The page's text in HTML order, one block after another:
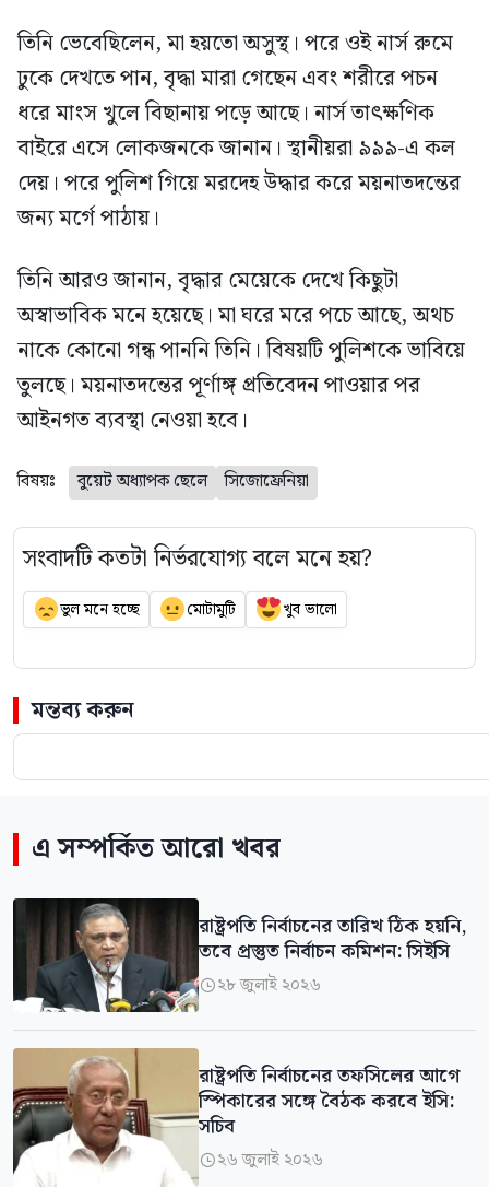
তিনি ভেবেছিলেন, মা হয়তো অসুস্থ। পরে ওই নার্স রুমে
ঢুকে দেখতে পান, বৃদ্ধা মারা গেছেন এবং শরীরে পচন
ধরে মাংস খুলে বিছানায় পড়ে আছে। নার্স তাৎক্ষণিক
বাইরে এসে লোকজনকে জানান। স্থানীয়রা ৯৯৯-এ কল
দেয়। পরে পুলিশ গিয়ে মরদেহ উদ্ধার করে ময়নাতদন্তের
জন্য মর্গে পাঠায়।
তিনি আরও জানান, বৃদ্ধার মেয়েকে দেখে কিছুটা
অস্বাভাবিক মনে হয়েছে। মা ঘরে মরে পচে আছে, অথচ
নাকে কোনো গন্ধ পাননি তিনি। বিষয়টি পুলিশকে ভাবিয়ে
তুলছে। ময়নাতদন্তের পূর্ণাঙ্গ প্রতিবেদন পাওয়ার পর
আইনগত ব্যবস্থা নেওয়া হবে।
বিষয়ঃ বুয়েট অধ্যাপক ছেলে সিজোফ্রেনিয়া
সংবাদটি কতটা নির্ভরযোগ্য বলে মনে হয়?
ভুল মনে হচ্ছে মোটামুটি খুব ভালো
মন্তব্য করুন
এ সম্পর্কিত আরো খবর
রাষ্ট্রপতি নির্বাচনের তারিখ ঠিক হয়নি,
তবে প্রস্তুত নির্বাচন কমিশন: সিইসি
২৮ জুলাই ২০২৬
রাষ্ট্রপতি নির্বাচনের তফসিলের আগে
স্পিকারের সঙ্গে বৈঠক করবে ইসি:
সচিব
২৬ জুলাই ২০২৬